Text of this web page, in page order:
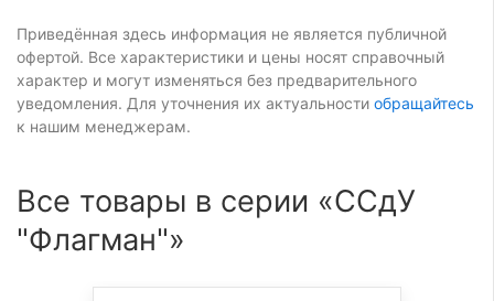
Приведённая здесь информация не является публичной
офертой. Все характеристики и цены носят справочный
характер и могут изменяться без предварительного
уведомления. Для уточнения их актуальности обращайтесь
к нашим менеджерам.
Все товары в серии «ССдУ
"Флагман"»